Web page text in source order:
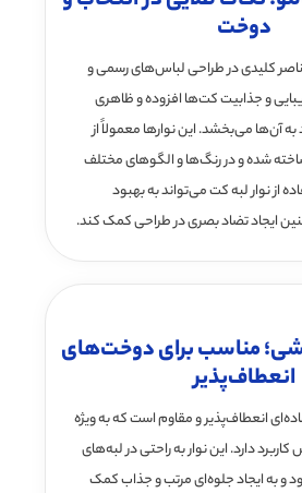
دوخت
کلیدی در طراحی لباس‌های رسمی و
و جذابیت کت‌ها افزوده و ظاهری
آن‌ها می‌بخشد. این نوارها معمولاً از
شده و در رنگ‌ها و الگوهای مختلف
از نوار لبه کت می‌تواند به بهبود
ایجاد تضاد بصری در طراحی کمک کند.
کشی؛ مناسب برای دوخت‌های
انعطاف‌پذیر
انعطاف‌پذیر و مقاوم است که به ویژه
دارد. این نوار به راحتی در لبه‌های
و به ایجاد جلوه‌ای مرتب و جذاب کمک